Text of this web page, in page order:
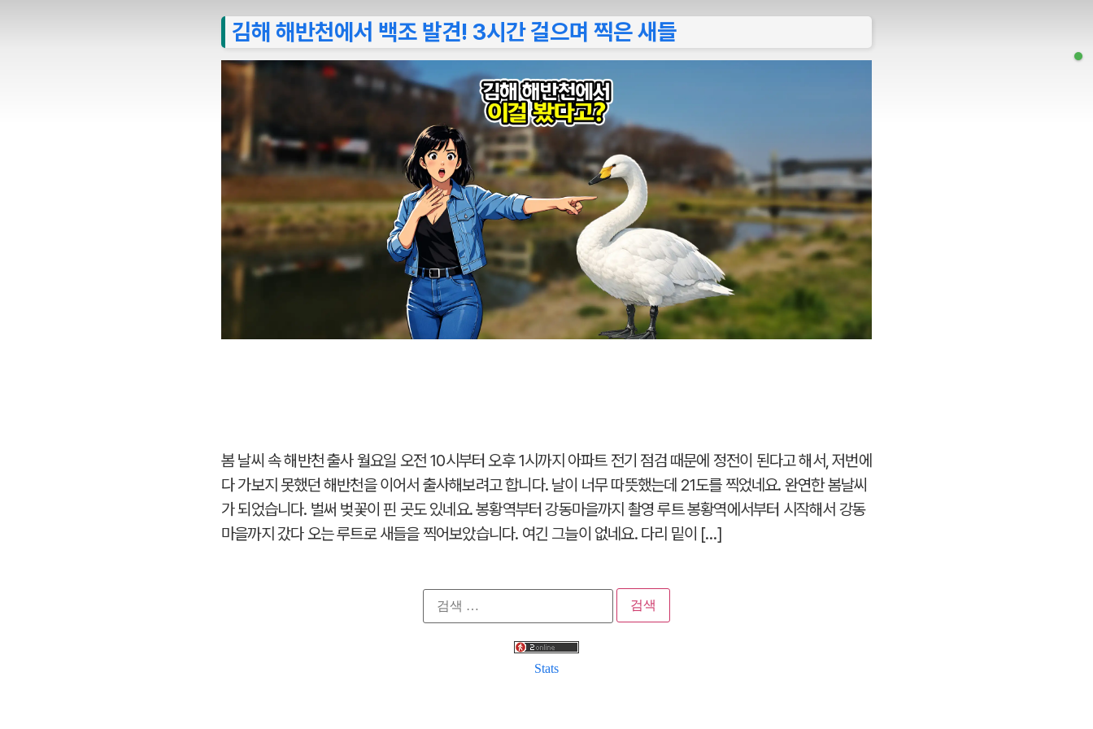
김해 해반천에서 백조 발견! 3시간 걸으며 찍은 새들
봄 날씨 속 해반천 출사 월요일 오전 10시부터 오후 1시까지 아파트 전기 점검 때문에 정전이 된다고 해서, 저번에
다 가보지 못했던 해반천을 이어서 출사해보려고 합니다. 날이 너무 따뜻했는데 21도를 찍었네요. 완연한 봄날씨
가 되었습니다. 벌써 벚꽃이 핀 곳도 있네요. 봉황역부터 강동마을까지 촬영 루트 봉황역에서부터 시작해서 강동
마을까지 갔다 오는 루트로 새들을 찍어보았습니다. 여긴 그늘이 없네요. 다리 밑이 […]
검
색:
Stats